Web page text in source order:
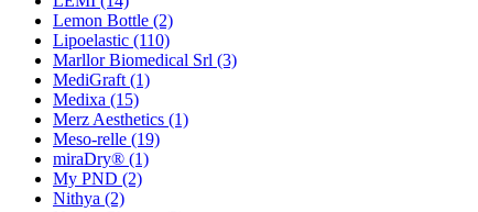
Lemon Bottle (2)
Lipoelastic (110)
Marllor Biomedical Srl (3)
MediGraft (1)
Medixa (15)
Merz Aesthetics (1)
Meso-relle (19)
miraDry® (1)
My PND (2)
Nithya (2)